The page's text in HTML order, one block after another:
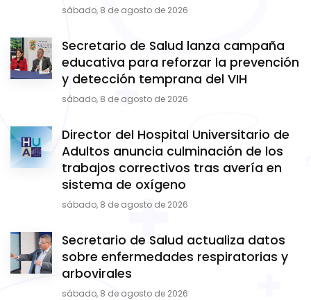
sábado, 8 de agosto de 2026
Secretario de Salud lanza campaña
educativa para reforzar la prevención
y detección temprana del VIH
sábado, 8 de agosto de 2026
Director del Hospital Universitario de
Adultos anuncia culminación de los
trabajos correctivos tras avería en
sistema de oxígeno
sábado, 8 de agosto de 2026
Secretario de Salud actualiza datos
sobre enfermedades respiratorias y
arbovirales
sábado, 8 de agosto de 2026